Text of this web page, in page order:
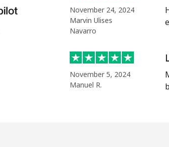
November 24, 2024
Marvin Ulises
Navarro
November 5, 2024
Manuel R.